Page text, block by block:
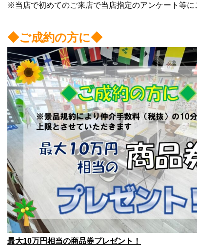
※当店で初めてのご来店で当店指定のアンケート等に
◆ご成約の方に◆
最大10万円相当の商品券プレゼント！